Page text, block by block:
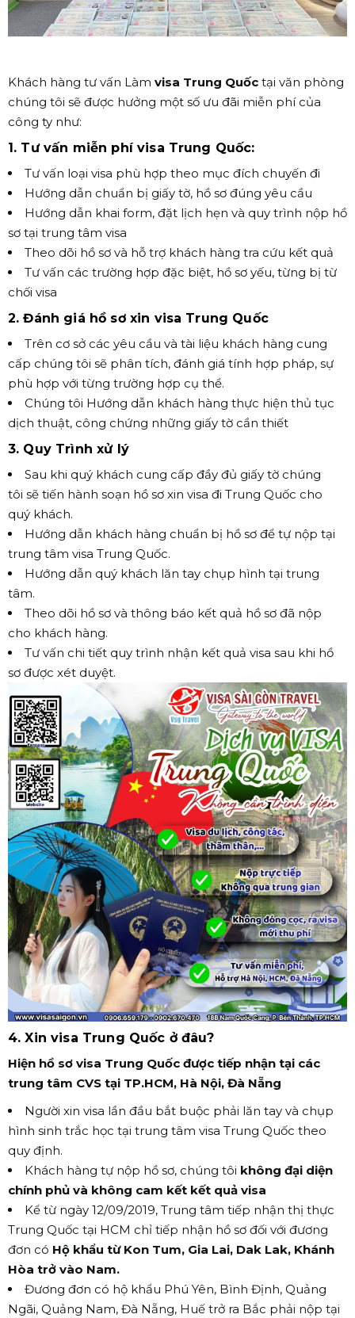
Khách hàng tư vấn Làm visa Trung Quốc tại văn phòng
chúng tôi sẽ được hưởng một số ưu đãi miễn phí của
công ty như:
1. Tư vấn miễn phí visa Trung Quốc:
Tư vấn loại visa phù hợp theo mục đích chuyến đi
Hướng dẫn chuẩn bị giấy tờ, hồ sơ đúng yêu cầu
Hướng dẫn khai form, đặt lịch hẹn và quy trình nộp hồ
sơ tại trung tâm visa
Theo dõi hồ sơ và hỗ trợ khách hàng tra cứu kết quả
Tư vấn các trường hợp đặc biệt, hồ sơ yếu, từng bị từ
chối visa
2. Đánh giá hồ sơ xin visa Trung Quốc
Trên cơ sở các yêu cầu và tài liệu khách hàng cung
cấp chúng tôi sẽ phân tích, đánh giá tính hợp pháp, sự
phù hợp với từng trường hợp cụ thể.
Chúng tôi Hướng dẫn khách hàng thực hiện thủ tục
dịch thuật, công chứng những giấy tờ cần thiết
3. Quy Trình xử lý
Sau khi quý khách cung cấp đầy đủ giấy tờ chúng
tôi sẽ tiến hành soạn hồ sơ xin visa đi Trung Quốc cho
quý khách.
Hướng dẫn khách hàng chuẩn bị hồ sơ để tự nộp tại
trung tâm visa Trung Quốc.
Hướng dẫn quý khách lăn tay chụp hình tại trung
tâm.
Theo dõi hồ sơ và thông báo kết quả hồ sơ đã nộp
cho khách hàng.
Tư vấn chi tiết quy trình nhận kết quả visa sau khi hồ
sơ được xét duyệt.
4. Xin visa Trung Quốc ở đâu?
Hiện hồ sơ visa Trung Quốc được tiếp nhận tại các
trung tâm CVS tại TP.HCM, Hà Nội, Đà Nẵng
Người xin visa lần đầu bắt buộc phải lăn tay và chụp
hình sinh trắc học tại trung tâm visa Trung Quốc theo
quy định.
Khách hàng tự nộp hồ sơ, chúng tôi không đại diện
chính phủ và không cam kết kết quả visa
Kể từ ngày 12/09/2019, Trung tâm tiếp nhận thị thực
Trung Quốc tại HCM chỉ tiếp nhận hồ sơ đối với đương
đơn có Hộ khẩu từ Kon Tum, Gia Lai, Dak Lak, Khánh
Hòa trở vào Nam.
Đương đơn có hộ khẩu Phú Yên, Bình Định, Quảng
Ngãi, Quảng Nam, Đà Nẵng, Huế trở ra Bắc phải nộp tại